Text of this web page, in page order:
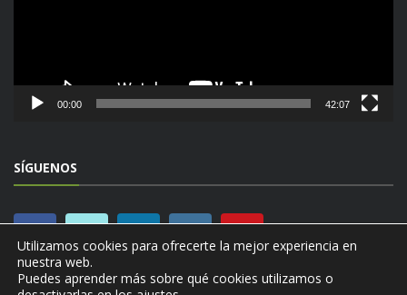
00:00 42:07
SÍGUENOS
Utilizamos cookies para ofrecerte la mejor experiencia en
nuestra web.
Puedes aprender más sobre qué cookies utilizamos o